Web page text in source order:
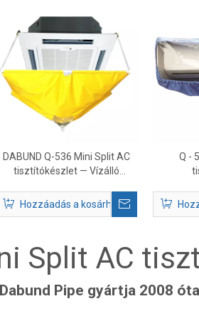
DABUND Q-536 Mini Split AC
tisztítókészlet — Vízálló
klímaberendezésekhez
Hozzáadás a kosárhoz
Q -
Split AC
Pipe gyártja 2008 óta